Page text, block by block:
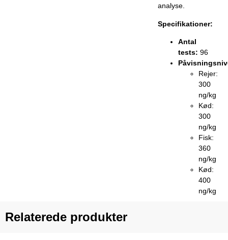
analyse.
Specifikationer:
Antal
tests: 96
Rejer:
300
ng/kg
Kød:
300
ng/kg
Fisk:
360
ng/kg
Kød:
400
ng/kg
Relaterede produkter